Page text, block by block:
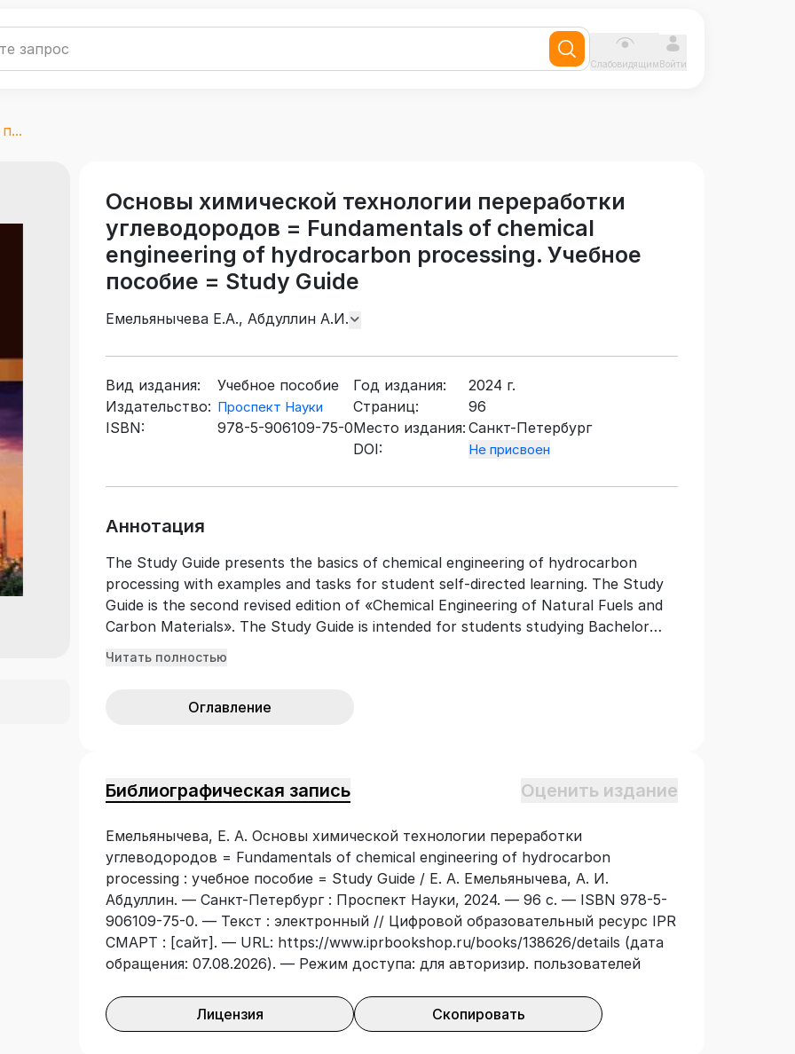
СлабовидящимВойти
Основы химической технологии переработки
углеводородов = Fundamentals of chemical
engineering of hydrocarbon processing. Учебное
пособие = Study Guide
Емельянычева Е.А., Абдуллин А.И.
Вид издания:
Учебное пособие
Издательство: Проспект Науки
ISBN: 978-5-906109-75-0
Год издания:
2024 г.
Страниц:
96
Место издания: Санкт-Петербург
DOI:
Не присвоен
Аннотация
The Study Guide presents the basics of chemical engineering of hydrocarbon
processing with examples and tasks for student self-directed learning. The Study
Guide is the second revised edition of «Chemical Engineering of Natural Fuels and
Carbon Materials». The Study Guide is intended for students studying Bachelor
program 18.03.01 «Chemical Engineering» and 21.03.01 «Petroleum Engineering».
Читать полностью
Оглавление
Библиографическая запись Оценить издание
Емельянычева, Е. А. Основы химической технологии переработки
углеводородов = Fundamentals of chemical engineering of hydrocarbon
processing : учебное пособие = Study Guide / Е. А. Емельянычева, А. И.
Абдуллин. — Санкт-Петербург : Проспект Науки, 2024. — 96 с. — ISBN 978-5-
906109-75-0. — Текст : электронный // Цифровой образовательный ресурс IPR
СМАРТ : [сайт]. — URL: https://www.iprbookshop.ru/books/138626/details (дата
обращения: 07.08.2026). — Режим доступа: для авторизир. пользователей
Лицензия Скопировать